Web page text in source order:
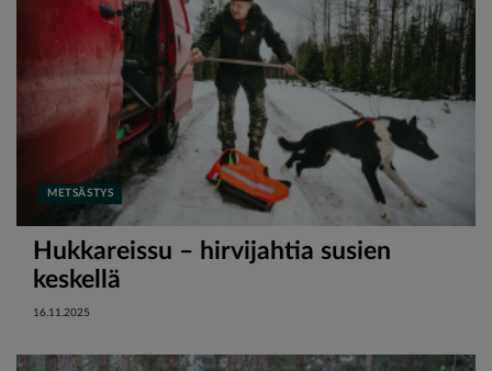
METSÄSTYS
Hukkareissu – hirvijahtia susien
keskellä
16.11.2025